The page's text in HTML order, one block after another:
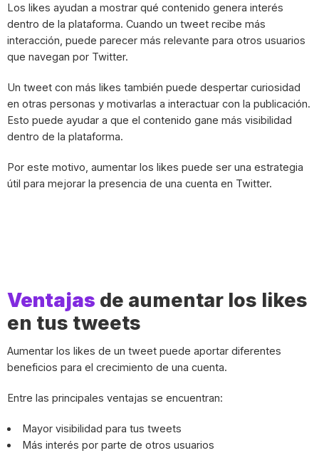
Los likes ayudan a mostrar qué contenido genera interés
dentro de la plataforma. Cuando un tweet recibe más
interacción, puede parecer más relevante para otros usuarios
que navegan por Twitter.
Un tweet con más likes también puede despertar curiosidad
en otras personas y motivarlas a interactuar con la publicación.
Esto puede ayudar a que el contenido gane más visibilidad
dentro de la plataforma.
Por este motivo, aumentar los likes puede ser una estrategia
útil para mejorar la presencia de una cuenta en Twitter.
Ventajas de aumentar los likes
en tus tweets
Aumentar los likes de un tweet puede aportar diferentes
beneficios para el crecimiento de una cuenta.
Entre las principales ventajas se encuentran:
Mayor visibilidad para tus tweets
Más interés por parte de otros usuarios